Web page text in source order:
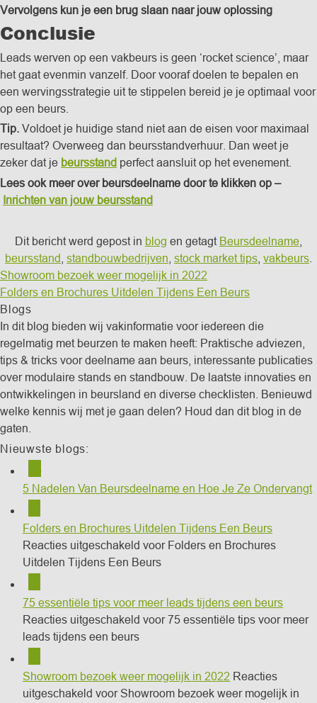
Vervolgens kun je een brug slaan naar jouw oplossing
Conclusie
Leads werven op een vakbeurs is geen ‘rocket science’, maar
het gaat evenmin vanzelf. Door vooraf doelen te bepalen en
een wervingsstrategie uit te stippelen bereid je je optimaal voor
op een beurs.
Tip. Voldoet je huidige stand niet aan de eisen voor maximaal
resultaat? Overweeg dan beursstandverhuur. Dan weet je
zeker dat je beursstand perfect aansluit op het evenement.
Lees ook meer over beursdeelname door te klikken op –
Inrichten van jouw beursstand
Dit bericht werd gepost in blog en getagt Beursdeelname
beursstand standbouwbedrijven stock market tips vakbeurs
Showroom bezoek weer mogelijk in 2022
Folders en Brochures Uitdelen Tijdens Een Beurs
Blogs
In dit blog bieden wij vakinformatie voor iedereen die
regelmatig met beurzen te maken heeft: Praktische adviezen,
tips & tricks voor deelname aan beurs, interessante publicaties
over modulaire stands en standbouw. De laatste innovaties en
ontwikkelingen in beursland en diverse checklisten. Benieuwd
welke kennis wij met je gaan delen? Houd dan dit blog in de
gaten.
Nieuwste blogs:
21
5 Nadelen Van Beursdeelname en Hoe Je Ze Ondervangt
Folders en Brochures Uitdelen Tijdens Een Beurs
Reacties uitgeschakeld voor Folders en Brochures
Uitdelen Tijdens Een Beurs
75 essentiële tips voor meer leads tijdens een beurs
Reacties uitgeschakeld voor 75 essentiële tips voor meer
leads tijdens een beurs
Showroom bezoek weer mogelijk in 2022 Reacties
uitgeschakeld voor Showroom bezoek weer mogelijk in